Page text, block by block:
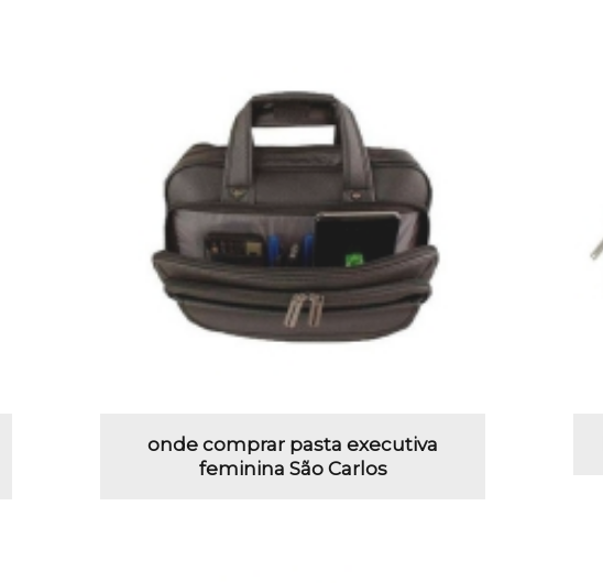
onde comprar pasta executiva
feminina São Carlos